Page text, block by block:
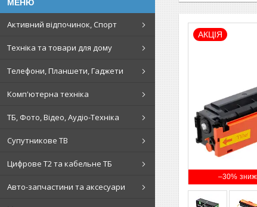
Активний відпочинок, Спорт
Техніка та товари для дому
Телефони, Планшети, Гаджети
Комп'ютерна техніка
ТБ, Фото, Відео, Аудіо-Техніка
Супутникове ТВ
Цифрове Т2 та кабельне ТБ
Авто-запчастини та аксесуари
–30%
АКЦІЯ